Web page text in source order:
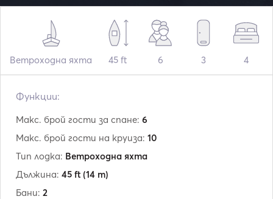
Ветроходна яхта 45 ft 6 3 4
Функции:
Макс. брой гости за спане: 6
Макс. брой гости на круиза: 10
Тип лодка: Ветроходна яхта
Дължина: 45 ft (14 m)
Бани: 2